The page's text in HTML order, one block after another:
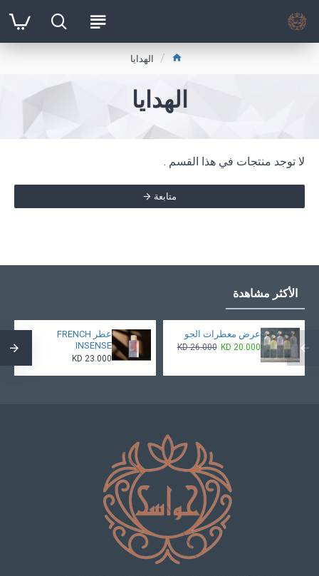
الهدايا
الهدايا
لا توجد منتجات في هذا القسم .
متابعة
الأكثر مشاهدة
عرض معطرات الجو
KD 20.000
KD 26.000
عطر FRENCH
INSENSE
KD 23.000